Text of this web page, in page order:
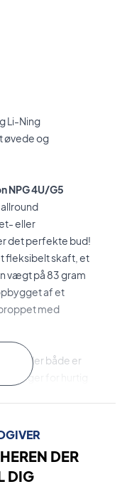
Li-Ning
øvede og
NPG 4U/G5
eller
det perfekte bud!
fleksibelt skaft, et
vægt på 83 gram
af et
med
der både er
for hurtig
der fremmer
der forstørrer
DER
DIG